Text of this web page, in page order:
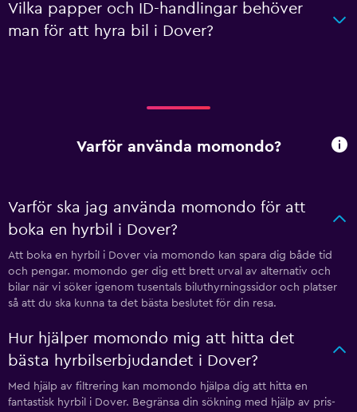
Vilka papper och ID-handlingar behöver
man för att hyra bil i Dover?
Varför använda momondo?
Varför ska jag använda momondo för att
boka en hyrbil i Dover?
Att boka en hyrbil i Dover via momondo kan spara dig både tid
och pengar. momondo ger dig ett brett urval av alternativ och
bilar när vi söker igenom tusentals biluthyrningssidor och platser
så att du ska kunna ta det bästa beslutet för din resa.
Hur hjälper momondo mig att hitta det
bästa hyrbilserbjudandet i Dover?
Med hjälp av filtrering kan momondo hjälpa dig att hitta en
fantastisk hyrbil i Dover. Begränsa din sökning med hjälp av pris-